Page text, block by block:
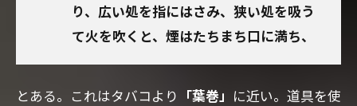
り、広い処を指にはさみ、狭い処を吸う
て火を吹くと、煙はたちまち口に満ち、
とある。これはタバコより 「葉巻」 に近い。道具を使